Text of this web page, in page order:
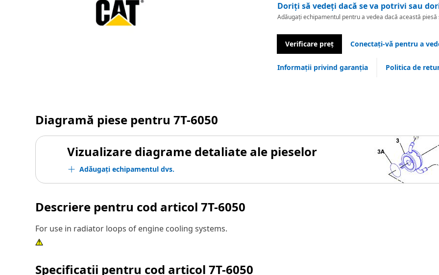
Doriți să vedeți dacă se va potrivi sau
Adăugați echipamentul pentru a vedea dacă această
Verificare preț Conectați-vă pentru a
Informații privind garanția Politica de
Diagramă piese pentru 7T-6050
Vizualizare diagrame detaliate ale pieselor
Adăugați echipamentul dvs.
Descriere pentru cod articol 7T-6050
For use in radiator loops of engine cooling systems.
Specificații pentru cod articol 7T-6050